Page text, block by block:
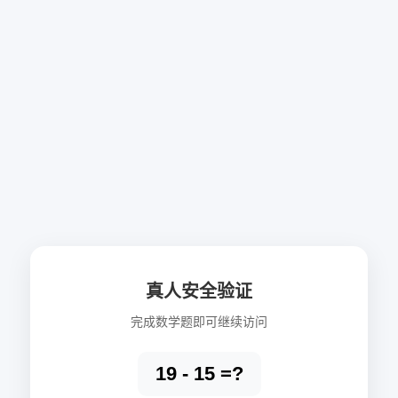
真人安全验证
完成数学题即可继续访问
19 - 15 =?